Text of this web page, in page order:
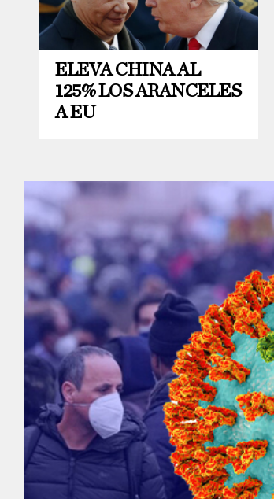
ELEVA CHINA AL
125% LOS ARANCELES
A EU